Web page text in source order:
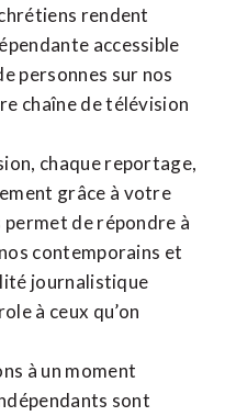
rendent
accessible
personnes sur nos
chaîne de télévision
chaque reportage,
grâce à votre
permet de répondre à
contemporains et
journalistique
à ceux qu’on
à un moment
sont